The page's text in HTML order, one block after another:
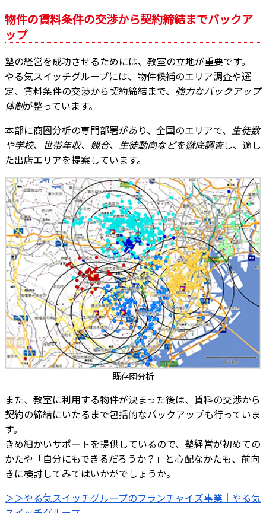
物件の賃料条件の交渉から契約締結までバックア
ップ
塾の経営を成功させるためには、教室の立地が重要です。
やる気スイッチグループには、物件候補のエリア調査や選
定、賃料条件の交渉から契約締結まで、 強力なバックアップ
体制が整っています。
本部に商圏分析の専門部署があり、全国のエリアで、 生徒数
や学校、世帯年収、競合、生徒動向などを徹底調査し、適し
た出店エリアを提案しています。
既存園分析
また、教室に利用する物件が決まった後は、賃料の交渉から
契約の締結にいたるまで包括的なバックアップも行っていま
す。
きめ細かいサポートを提供しているので、塾経営が初めての
かたや「自分にもできるだろうか？」と心配なかたも、前向
きに検討してみてはいかがでしょうか。
＞＞やる気スイッチグループのフランチャイズ事業｜やる気